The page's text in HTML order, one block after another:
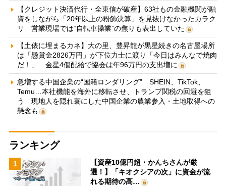
【クレジット決済代行・全東信が破産】63社もの金融機関が融
資をしながら「20年以上の粉飾決算」を見抜けなかったカラク
リ 営業現場では“自転車操業”の焦りも表出していた
【土俵に埋まるカネ】大の里、豊昇龍が黒星続きの名古屋場所
は「懸賞金2826万円」が下位力士に渡り「今日はみんなで焼肉
だ！」 金星4個配給で協会は年96万円の支出増に
急増する中国企業の“国籍ロンダリング” SHEIN、TikTok、
Temu…本社機能を海外に移転させ、トランプ関税の回避を狙
う 現地人を隠れ蓑にした中国企業の農業参入・土地取得への
懸念も
ランキング
1
【資産10億円超・かんちさんが厳
選！】「キオクシアの次」に資金が流
れる期待の高…